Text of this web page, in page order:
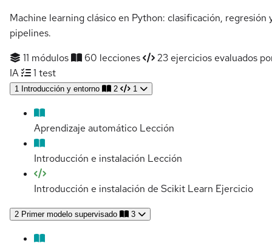
Machine learning clásico en Python: clasificación, regresión
pipelines.
11 módulos
60 lecciones
23 ejercicios evaluados
IA
1 test
1 Introducción y entorno 2 1
Aprendizaje automático Lección
Introducción e instalación Lección
Introducción e instalación de Scikit Learn Ejercicio
2 Primer modelo supervisado 3